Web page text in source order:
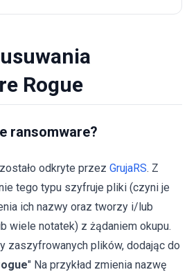
Rogue
ransomware?
odkryte przez GrujaRS. Z
tego typu szyfruje pliki (czyni je
ich nazwy oraz tworzy i/lub
wiele notatek) z żądaniem okupu.
zaszyfrowanych plików, dodając do
" Na przykład zmienia nazwę